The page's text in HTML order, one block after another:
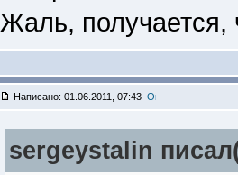
Жаль, получается,
Написано: 01.06.2011, 07:43
sergeystalin